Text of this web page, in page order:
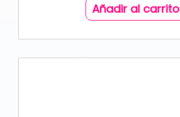
Añadir al carrito